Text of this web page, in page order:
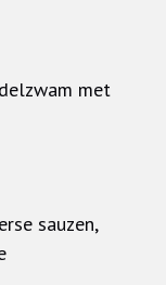
met
sauzen,